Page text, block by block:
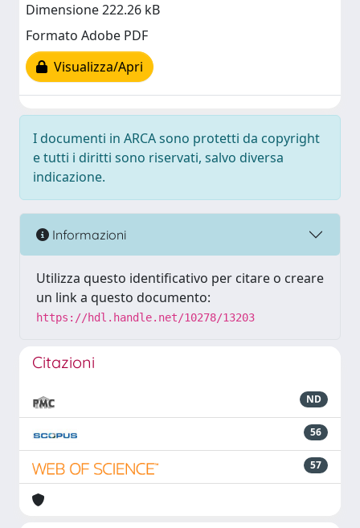
Dimensione 222.26 kB
Formato Adobe PDF
Visualizza/Apri
I documenti in ARCA sono protetti da copyright
e tutti i diritti sono riservati, salvo diversa
indicazione.
Informazioni
Utilizza questo identificativo per citare o creare
un link a questo documento:
https://hdl.handle.net/10278/13203
Citazioni
ND
56
57